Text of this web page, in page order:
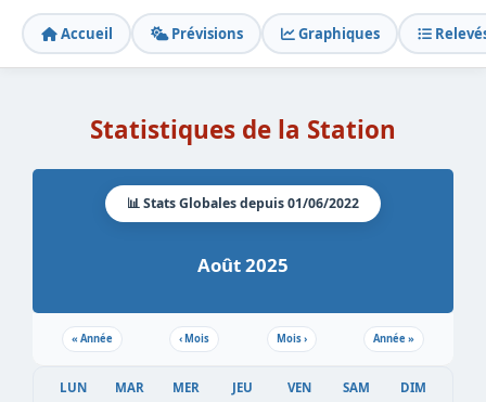
Accueil Prévisions Graphiques
Statistiques de la Station
📊 Stats Globales depuis 01/06/2022
Août 2025
« Année ‹Mois Mois› Année»
LUN MAR MER JEU VEN SAM
DIM